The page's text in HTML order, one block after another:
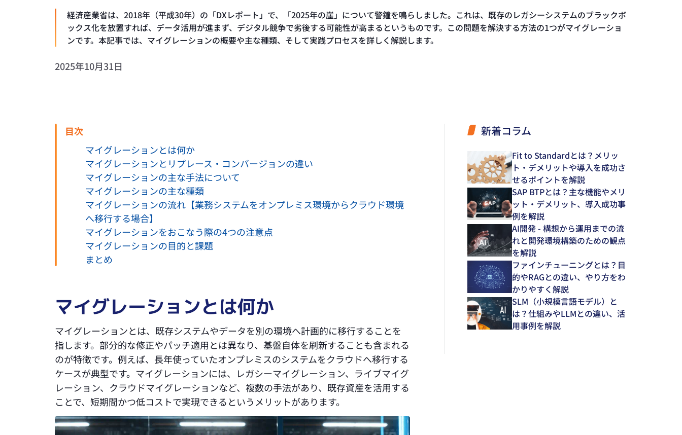
経済産業省は、2018年（平成30年）の「DXレポート」で、「2025年の崖」について警鐘を鳴らしました。これは、既存のレガシーシステムのブラックボ
ックス化を放置すれば、データ活用が進まず、デジタル競争で劣後する可能性が高まるというものです。この問題を解決する方法の1つがマイグレーショ
ンです。本記事では、マイグレーションの概要や主な種類、そして実践プロセスを詳しく解説します。
2025年10月31日
目次
マイグレーションとは何か
マイグレーションとリプレース・コンバージョンの違い
マイグレーションの主な手法について
マイグレーションの主な種類
マイグレーションの流れ【業務システムをオンプレミス環境からクラウド環境
へ移行する場合】
マイグレーションをおこなう際の4つの注意点
マイグレーションの目的と課題
まとめ
マイグレーションとは何か
マイグレーションとは、既存システムやデータを別の環境へ計画的に移行することを
指します。部分的な修正やパッチ適用とは異なり、基盤自体を刷新することも含まれる
のが特徴です。例えば、長年使っていたオンプレミスのシステムをクラウドへ移行する
ケースが典型です。マイグレーションには、レガシーマイグレーション、ライブマイグ
レーション、クラウドマイグレーションなど、複数の手法があり、既存資産を活用する
ことで、短期間かつ低コストで実現できるというメリットがあります。
新着コラム
Fit to Standardとは？メリッ
ト・デメリットや導入を成功さ
せるポイントを解説
SAP BTPとは？主な機能やメリ
ット・デメリット、導入成功事
例を解説
AI開発 - 構想から運用までの流
れと開発環境構築のための観点
を解説
ファインチューニングとは？目
的やRAGとの違い、やり方をわ
かりやすく解説
SLM（小規模言語モデル）と
は？仕組みやLLMとの違い、活
用事例を解説